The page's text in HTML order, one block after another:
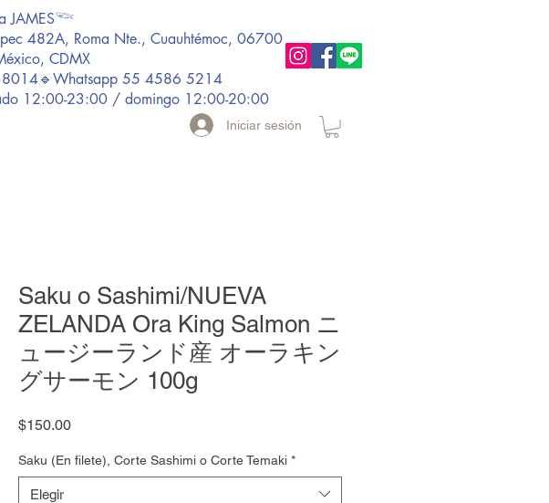
JAMES𓆝
482A, Roma Nte., Cuauhtémoc, 06700
CDMX
55 4586 5214
12:00-23:00 / domingo 12:00-20:00
Iniciar sesión
Saku o Sashimi/NUEVA
ZELANDA Ora King Salmon ニ
ュージーランド産 オーラキン
グサーモン 100g
$150.00Precio
Saku (En filete), Corte Sashimi o Corte Temaki *
Elegir